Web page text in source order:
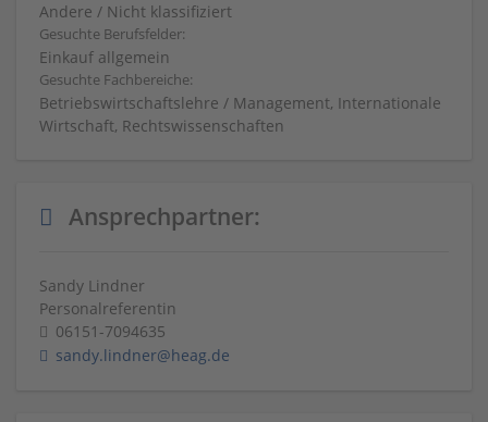
Andere / Nicht klassifiziert
Gesuchte Berufsfelder:
Einkauf allgemein
Gesuchte Fachbereiche:
Betriebswirtschaftslehre / Management, Internationale
Wirtschaft, Rechtswissenschaften
Ansprechpartner:
Sandy Lindner
Personalreferentin
06151-7094635
sandy.lindner@heag.de